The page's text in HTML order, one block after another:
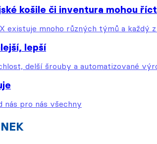
košile či inventura mohou
existuje mnoho různých týmů a každý
lepší
delší šrouby a automatizované
nás pro nás všechny